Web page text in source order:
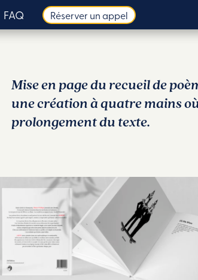
FAQ Réserver un appel
Mise en page du recueil de
une création à quatre mains
prolongement du texte.